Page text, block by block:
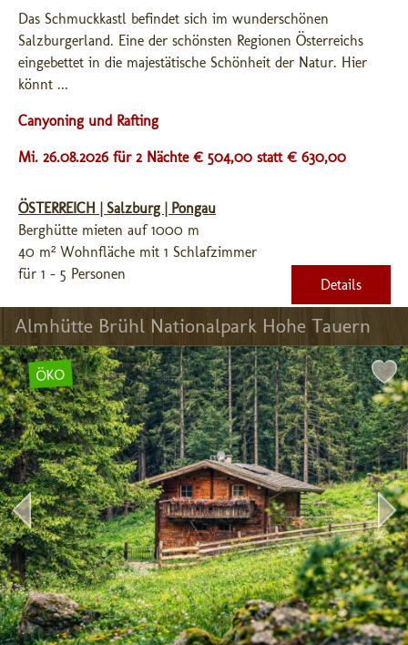
Das Schmuckkastl befindet sich im wunderschönen
Salzburgerland. Eine der schönsten Regionen Österreichs
eingebettet in die majestätische Schönheit der Natur. Hier
könnt ...
Canyoning und Rafting
Mi. 26.08.2026 für 2 Nächte € 504,00 statt € 630,00
ÖSTERREICH | Salzburg | Pongau
Berghütte mieten auf 1000 m
40 m² Wohnfläche mit 1 Schlafzimmer
für 1 - 5 Personen
Details
Almhütte Brühl Nationalpark Hohe Tauern
ÖKO